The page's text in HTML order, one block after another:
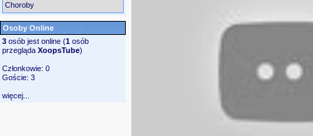
Choroby
Osoby Online
3 osób jest online (1 osób
przegląda XoopsTube)
Członkowie: 0
Goście: 3
więcej...